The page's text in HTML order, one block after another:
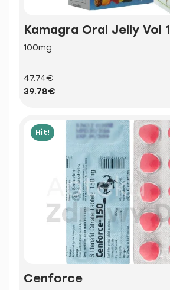
Kamagra Oral Jelly Vol 1
100mg
47.74€
39.78€
Hit!
Cenforce